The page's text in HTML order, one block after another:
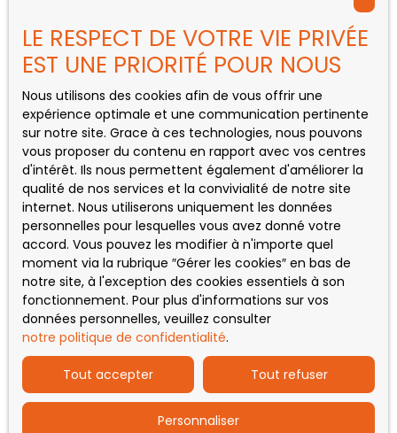
Maison à vendre, 5 pièces - Saint-Gaudens
INFORMATIONS
Nos honoraires
Mentions légales
Politique de confidentialité
Plan du site
Gérer les cookies
Propulsé par
LE RESPECT DE VOTRE VIE PRIVÉE
EST UNE PRIORITÉ POUR NOUS
Nous utilisons des cookies afin de vous offrir une
expérience optimale et une communication pertinente
sur notre site. Grace à ces technologies, nous pouvons
vous proposer du contenu en rapport avec vos centres
d'intérêt. Ils nous permettent également d'améliorer la
qualité de nos services et la convivialité de notre site
internet. Nous utiliserons uniquement les données
personnelles pour lesquelles vous avez donné votre
accord. Vous pouvez les modifier à n'importe quel
moment via la rubrique ″Gérer les cookies″ en bas de
notre site, à l'exception des cookies essentiels à son
fonctionnement. Pour plus d'informations sur vos
données personnelles, veuillez consulter
notre politique de confidentialité.
Tout accepter Tout refuser
Personnaliser